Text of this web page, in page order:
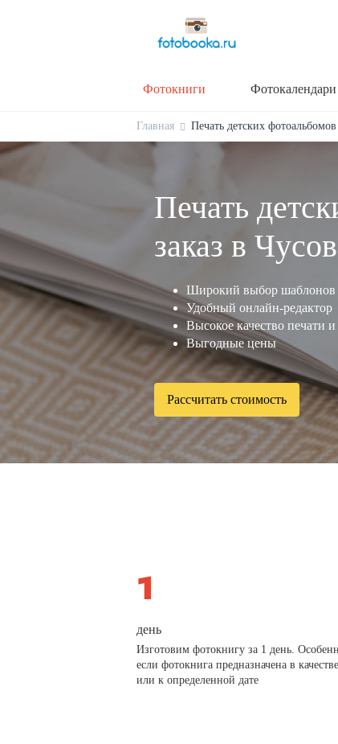
Фотокниги Фотокалендари
Главная Печать детских
Печать
заказ в
Широкий выбор шаблонов
Удобный онлайн-редактор
Высокое качество печати
Выгодные цены
Рассчитать стоимость
день
Изготовим фотокнигу за 1 день.
если фотокнига предназначена в
или к определенной дате